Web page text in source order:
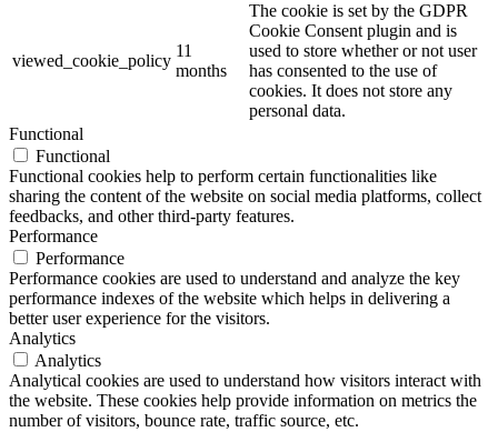
viewed_cookie_policy
11
months
The cookie is set by the GDPR
Cookie Consent plugin and is
used to store whether or not user
has consented to the use of
cookies. It does not store any
personal data.
Functional
Functional
Functional cookies help to perform certain functionalities like
sharing the content of the website on social media platforms, collect
feedbacks, and other third-party features.
Performance
Performance
Performance cookies are used to understand and analyze the key
performance indexes of the website which helps in delivering a
better user experience for the visitors.
Analytics
Analytics
Analytical cookies are used to understand how visitors interact with
the website. These cookies help provide information on metrics the
number of visitors, bounce rate, traffic source, etc.